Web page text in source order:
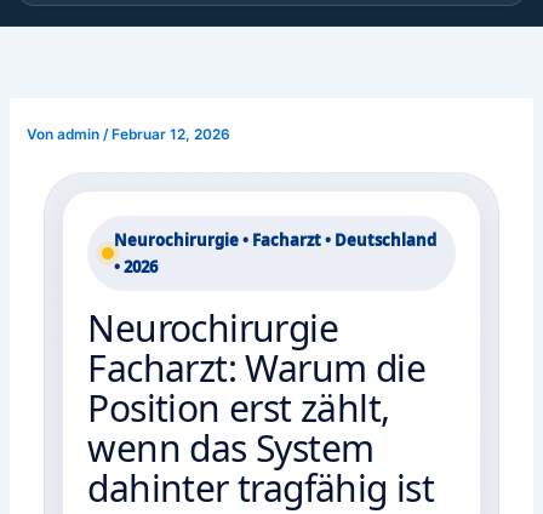
Vonadmin /Februar 12, 2026
Neurochirurgie • Facharzt • Deutschland
• 2026
Neurochirurgie
Facharzt: Warum die
Position erst zählt,
wenn das System
dahinter tragfähig ist